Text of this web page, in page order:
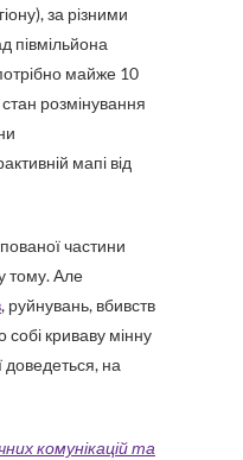
за різними
півмільйона
майже 10
стан розмінування
мапі від
частини
тому. Але
, руйнувань, вбивств
криваву мінну
доведеться, на
комунікацій та